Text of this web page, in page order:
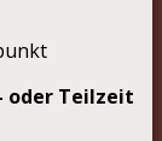
oder Teilzeit